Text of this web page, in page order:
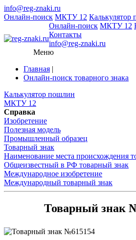
info@reg-znaki.ru
Онлайн-поиск МКТУ 12 Калькулятор
Онлайн-поиск МКТУ 12
Контакты
info@reg-znaki.ru
Меню
Главная |
Онлайн-поиск товарного знака
Калькулятор пошлин
МКТУ 12
Справка
Изобретение
Полезная модель
Промышленный образец
Товарный знак
Наименование места происхождения
Общеизвестный в РФ товарный знак
Международное изобретение
Международный товарный знак
Товарный знак